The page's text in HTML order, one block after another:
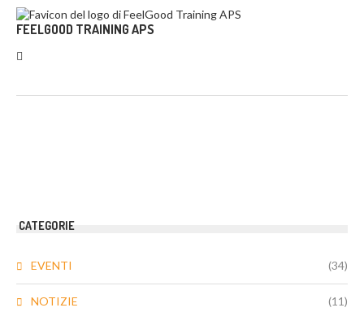
FEELGOOD TRAINING APS
CATEGORIE
EVENTI (34)
NOTIZIE (11)